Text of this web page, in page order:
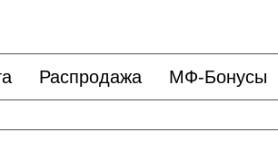
Распродажа МФ-Бонусы